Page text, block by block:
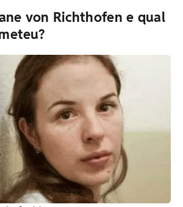
von Richthofen e qual